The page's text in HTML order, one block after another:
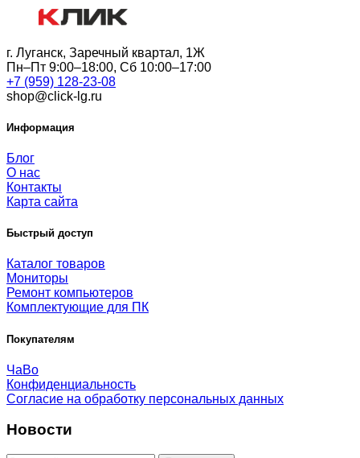
г. Луганск, Заречный квартал, 1Ж
Пн–Пт 9:00–18:00, Сб 10:00–17:00
+7 (959) 128-23-08
shop@click-lg.ru
Информация
Блог
О нас
Контакты
Карта сайта
Быстрый доступ
Каталог товаров
Мониторы
Ремонт компьютеров
Комплектующие для ПК
Покупателям
ЧаВо
Конфиденциальность
Согласие на обработку персональных данных
Новости